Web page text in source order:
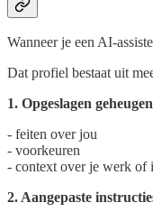
Wanneer je een AI-
Dat profiel bestaat uit
1. Opgeslagen geheugen
- feiten over jou
- voorkeuren
- context over je werk of
2. Aangepaste